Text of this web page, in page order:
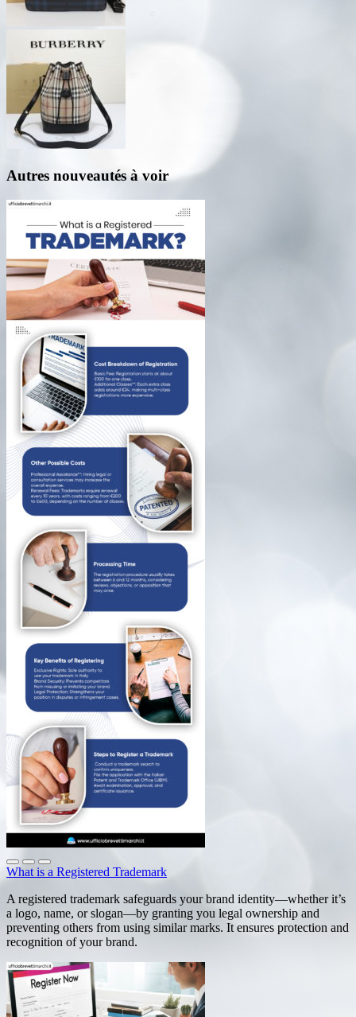
Autres nouveautés à voir
What is a Registered Trademark
A registered trademark safeguards your brand identity—whether it’s
a logo, name, or slogan—by granting you legal ownership and
preventing others from using similar marks. It ensures protection and
recognition of your brand.